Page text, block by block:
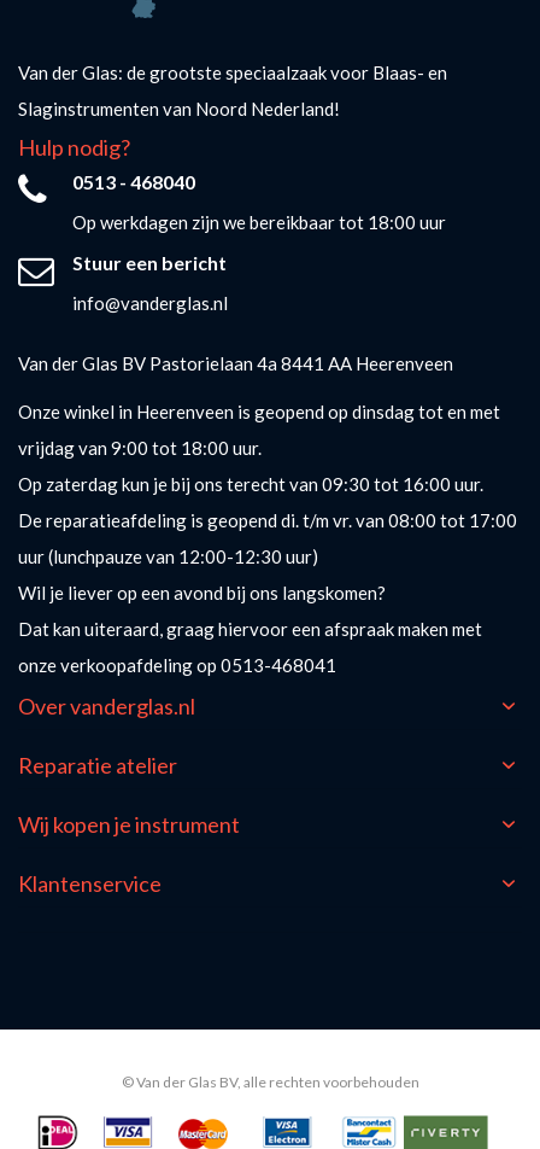
Van der Glas: de grootste speciaalzaak voor Blaas- en
Slaginstrumenten van Noord Nederland!
Hulp nodig?
0513 - 468040
Op werkdagen zijn we bereikbaar tot 18:00 uur
Stuur een bericht
info@vanderglas.nl
Van der Glas BV Pastorielaan 4a 8441 AA Heerenveen
Onze winkel in Heerenveen is geopend op dinsdag tot en met
vrijdag van 9:00 tot 18:00 uur.
Op zaterdag kun je bij ons terecht van 09:30 tot 16:00 uur.
De reparatieafdeling is geopend di. t/m vr. van 08:00 tot 17:00
uur (lunchpauze van 12:00-12:30 uur)
Wil je liever op een avond bij ons langskomen?
Dat kan uiteraard, graag hiervoor een afspraak maken met
onze verkoopafdeling op 0513-468041
Over vanderglas.nl
Reparatie atelier
Wij kopen je instrument
Klantenservice
© Van der Glas BV, alle rechten voorbehouden